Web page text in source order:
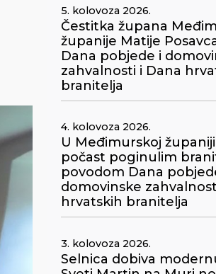
5. kolovoza 2026.
Čestitka župana
županije Matije
Dana pobjede i
zahvalnosti i Dana
branitelja
4. kolovoza 2026.
U Međimurskoj
počast poginulim
povodom Dana
domovinske
hrvatskih branitelja
3. kolovoza 2026.
Selnica dobiva